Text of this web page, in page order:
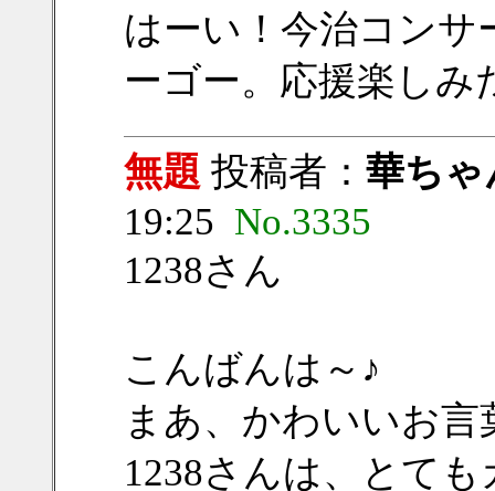
はーい！今治コン
ーゴー。応援楽しみ
無題 投稿者： 華ちゃ
19:25 No.3335
1238さん
こんばんは～♪
まあ、かわいいお
1238さんは、とて